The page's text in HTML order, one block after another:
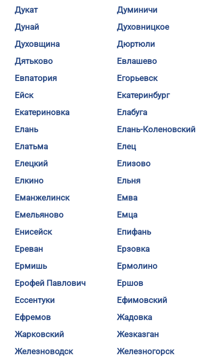
Дукат
Думиничи
Дунай
Духовницкое
Духовщина
Дюртюли
Дятьково
Евлашево
Евпатория
Егорьевск
Ейск
Екатеринбург
Екатериновка
Елабуга
Елань
Елань-Коленовский
Елатьма
Елец
Елецкий
Елизово
Елкино
Ельня
Еманжелинск
Емва
Емельяново
Емца
Енисейск
Епифань
Ереван
Ерзовка
Ермишь
Ермолино
Ерофей Павлович
Ершов
Ессентуки
Ефимовский
Ефремов
Жадовка
Жарковский
Жезказган
Железноводск
Железногорск